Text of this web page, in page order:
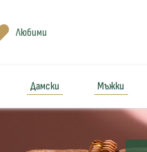
Любими
Дамски Мъжки